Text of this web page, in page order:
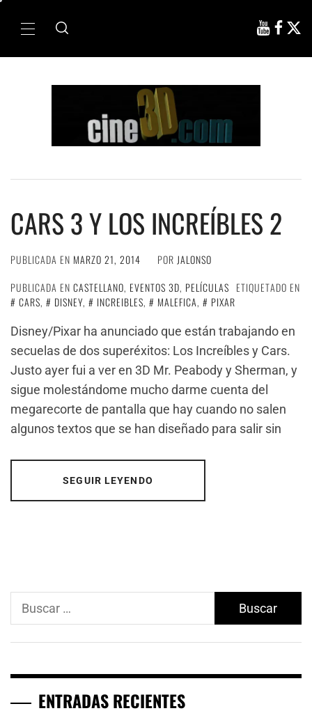
Menú
CARS 3 Y LOS INCREÍBLES 2
PUBLICADA EN MARZO 21, 2014 POR JALONSO
PUBLICADA EN CASTELLANO, EVENTOS 3D, PELÍCULAS ETIQUETADO EN
CARS, DISNEY, INCREIBLES, MALEFICA,
PIXAR
Disney/Pixar ha anunciado que están trabajando en
secuelas de dos superéxitos: Los Increíbles y Cars.
Justo ayer fui a ver en 3D Mr. Peabody y Sherman, y
sigue molestándome mucho darme cuenta del
megarecorte de pantalla que hay cuando no salen
algunos textos que se han diseñado para salir sin
SEGUIR LEYENDO
Buscar:
ENTRADAS RECIENTES